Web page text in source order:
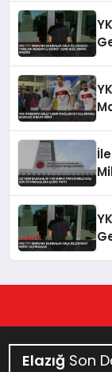
Elazığ Son